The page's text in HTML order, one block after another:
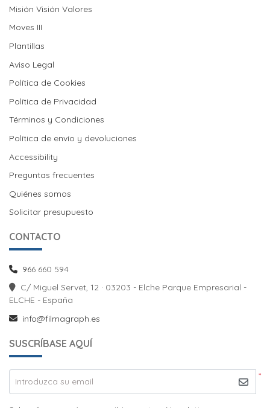
Misión Visión Valores
Misión Visión Valores
Moves III
Moves III
Plantillas
Aviso Legal
Política de Cookies
Política de Cookies
Política de Privacidad
Términos y Condiciones
Política de envío y devoluciones
Política de envío y devoluciones
Accessibility
Preguntas frecuentes
Quiénes somos
Solicitar presupuesto
CONTACTO
966 660 594
C/ Miguel Servet, 12 · 03203 - Elche Parque Empresarial -
ELCHE - España
info@filmagraph.es
SUSCRÍBASE AQUÍ
*
Introduzca su email